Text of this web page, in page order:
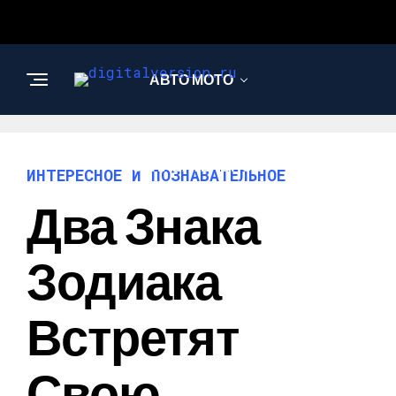
АВТО МОТО
ПОЗНАВАТЕЛЬНОЕ
ИНТЕРЕСНОЕ И ПОЗНАВАТЕЛЬНОЕ
Два Знака
Зодиака
Встретят